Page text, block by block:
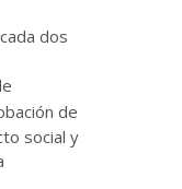
dos
de
social y